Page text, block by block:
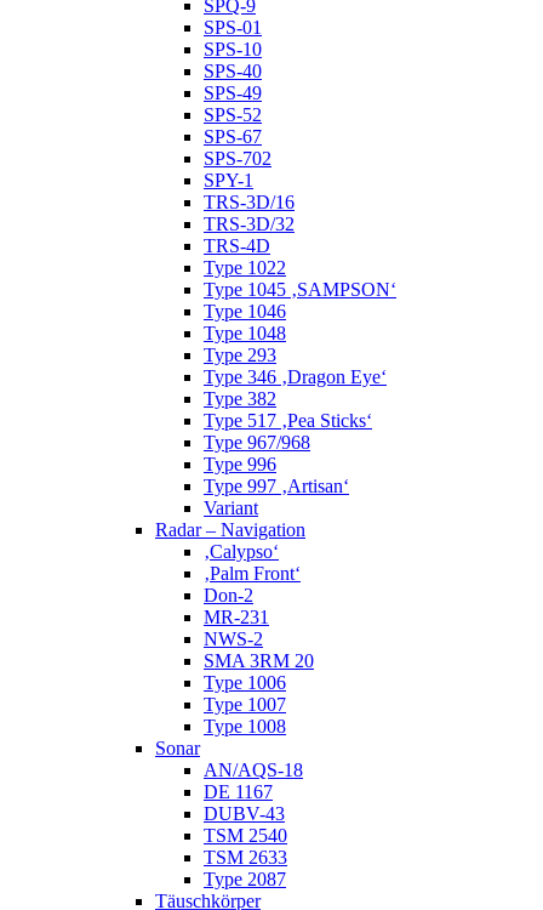
SPQ-9
SPS-01
SPS-10
SPS-40
SPS-49
SPS-52
SPS-67
SPS-702
SPY-1
TRS-3D/16
TRS-3D/32
TRS-4D
Type 1022
Type 1045 ‚SAMPSON‘
Type 1046
Type 1048
Type 293
Type 346 ‚Dragon Eye‘
Type 382
Type 517 ‚Pea Sticks‘
Type 967/968
Type 996
Type 997 ‚Artisan‘
Variant
Radar – Navigation
‚Calypso‘
‚Palm Front‘
Don-2
MR-231
NWS-2
SMA 3RM 20
Type 1006
Type 1007
Type 1008
Sonar
AN/AQS-18
DE 1167
DUBV-43
TSM 2540
TSM 2633
Type 2087
Täuschkörper